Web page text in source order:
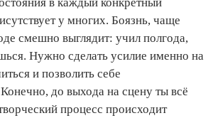
у многих. Боязнь, чаще
смешно выглядит: учил полгода,
Нужно сделать усилие именно на
и позволить себе
до выхода на сцену ты всё
процесс происходит